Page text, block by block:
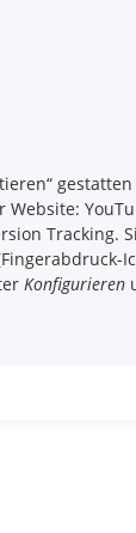
Tracking.
Konfigurieren